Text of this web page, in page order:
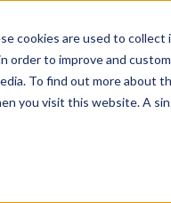
cookies are used to
order to improve and
To find out more about
you visit this website. A